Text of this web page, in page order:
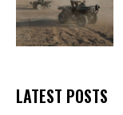
LATEST POSTS